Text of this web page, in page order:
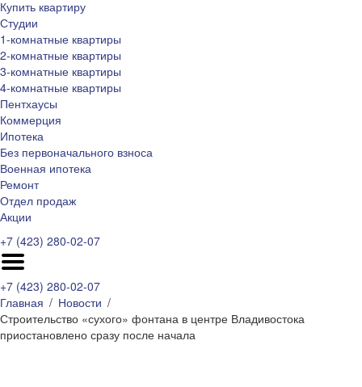
Купить квартиру
Студии
1-комнатные квартиры
2-комнатные квартиры
3-комнатные квартиры
4-комнатные квартиры
Пентхаусы
Коммерция
Ипотека
Без первоначального взноса
Военная ипотека
Ремонт
Отдел продаж
Акции
+7 (423) 280-02-07
+7 (423) 280-02-07
Главная
Новости
Строительство «сухого» фонтана в центре Владивостока
приостановлено сразу после начала